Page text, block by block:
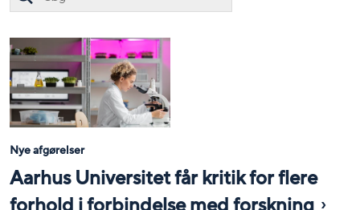
Nye afgørelser
Aarhus Universitet får kritik for flere